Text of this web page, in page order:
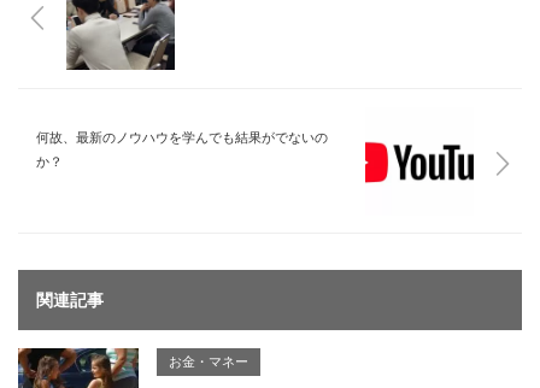
何故、最新のノウハウを学んでも結果がでないの
か？
関連記事
お金・マネー